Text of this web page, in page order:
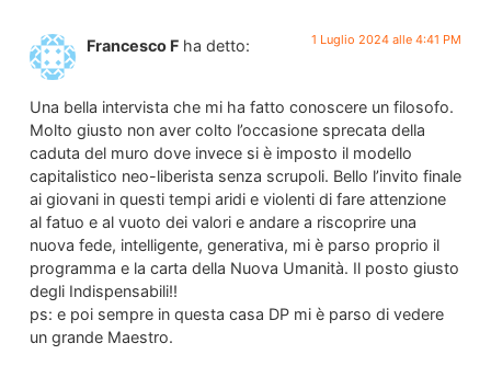
Francesco F ha detto: 1 Luglio 2024 alle 4:41 PM
Una bella intervista che mi ha fatto conoscere un filosofo.
Molto giusto non aver colto l’occasione sprecata della
caduta del muro dove invece si è imposto il modello
capitalistico neo-liberista senza scrupoli. Bello l’invito finale
ai giovani in questi tempi aridi e violenti di fare attenzione
al fatuo e al vuoto dei valori e andare a riscoprire una
nuova fede, intelligente, generativa, mi è parso proprio il
programma e la carta della Nuova Umanità. Il posto giusto
degli Indispensabili!!
ps: e poi sempre in questa casa DP mi è parso di vedere
un grande Maestro.